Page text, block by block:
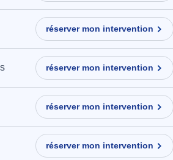
réserver mon intervention
réserver mon intervention
réserver mon intervention
réserver mon intervention